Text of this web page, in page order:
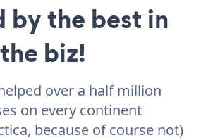
by the best in
the biz!
over a half million
on every continent
because of course not)